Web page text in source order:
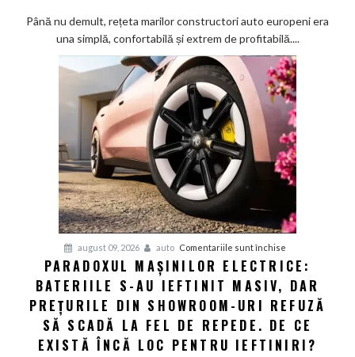
mașinile
din
Europa:
Cum
a
obligat
concurența
din
Asia
giganții
VW
să
schimbe
foaia
Până nu demult, rețeta marilor constructori auto europeni era
una simplă, confortabilă și extrem de profitabilă....
august 09, 2026 auto Comentariile sunt închise
Paradoxul
mașinilor
electrice:
au
PARADOXUL MAȘINILOR ELECTRICE:
BATERIILE S-AU IEFTINIT MASIV, DAR
PREȚURILE DIN SHOWROOM-URI REFUZĂ
SĂ SCADĂ LA FEL DE REPEDE. DE CE
EXISTĂ ÎNCĂ LOC PENTRU IEFTINIRI?